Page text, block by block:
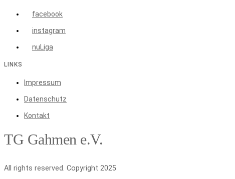
facebook
instagram
nuLiga
LINKS
Impressum
Datenschutz
Kontakt
TG Gahmen e.V.
All rights reserved. Copyright 2025